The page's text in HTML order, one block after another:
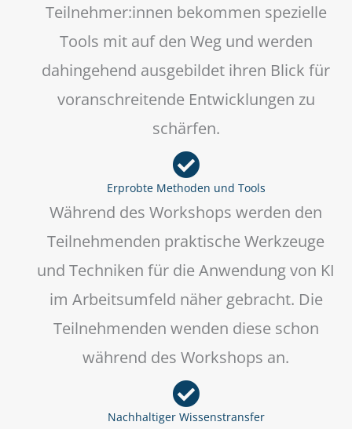
Teilnehmer:innen bekommen spezielle
Tools mit auf den Weg und werden
dahingehend ausgebildet ihren Blick für
voranschreitende Entwicklungen zu
schärfen.
Erprobte Methoden und Tools
Während des Workshops werden den
Teilnehmenden praktische Werkzeuge
und Techniken für die Anwendung von KI
im Arbeitsumfeld näher gebracht. Die
Teilnehmenden wenden diese schon
während des Workshops an.
Nachhaltiger Wissenstransfer